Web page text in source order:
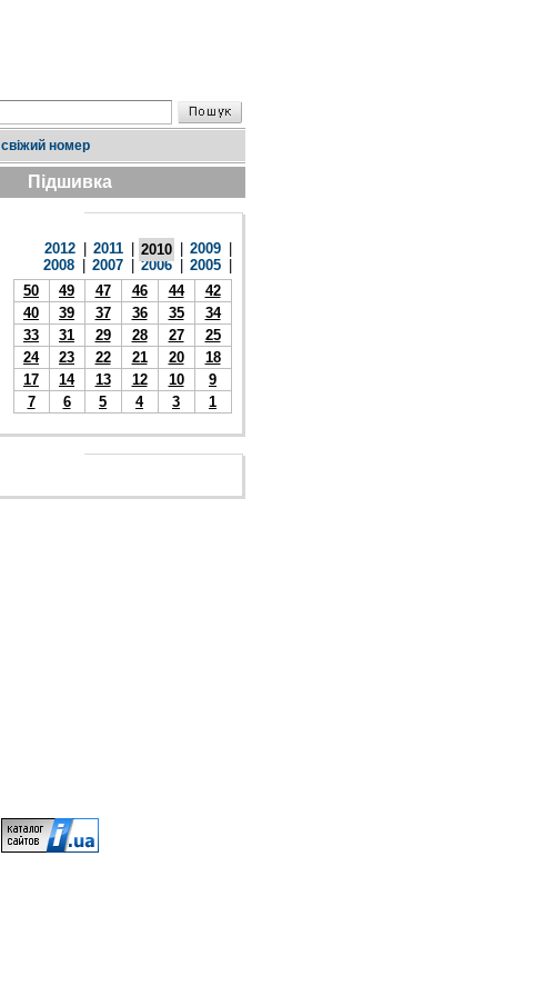
свіжий номер
Підшивка
2012 2011 2010 2009
2008
2007 2006 2005
50
49 47 46 44
42
40
39 37 36 35
34
33
31 29 28 27
25
24
23 22 21 20
18
17
14 13 12 10
9
7
6 5 4 3 1